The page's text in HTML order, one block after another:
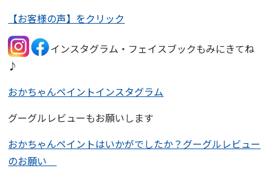
【お客様の声】をクリック
インスタグラム・フェイスブックもみにきてね
♪
おかちゃんペイントインスタグラム
グーグルレビューもお願いします
おかちゃんペイントはいかがでしたか？グーグルレビュー
のお願い